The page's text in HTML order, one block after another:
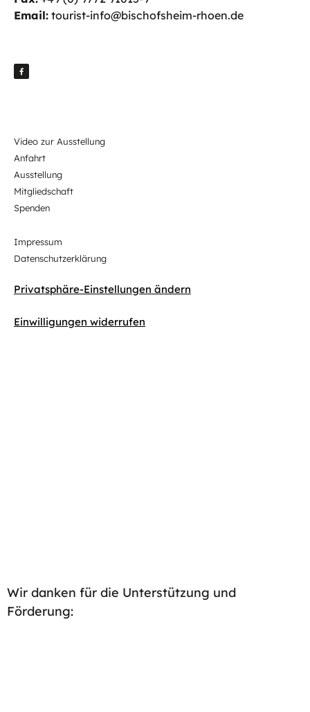
Email: tourist-info@bischofsheim-rhoen.de
Video zur Ausstellung
Anfahrt
Ausstellung
Mitgliedschaft
Spenden
Impressum
Datenschutzerklärung
Privatsphäre-Einstellungen ändern
Einwilligungen widerrufen
Wir danken für die Unterstützung und
Förderung: